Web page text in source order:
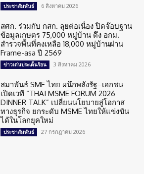
ประชาสัมพันธ์ 6 สิงหาคม 2026
สศก. ร่วมกับ กสก. ลุยต่อเนื่อง ปิดจ๊อบฐาน
ข้อมูลเกษตร 75,000 หมู่บ้าน ดึง อกม.
สำรวจพื้นที่คงเหลือ 18,000 หมู่บ้านผ่าน
Frame-asa ปี 2569
ข่าวเด่นประเด็นร้อน 3 สิงหาคม 2026
สมาพันธ์ SME ไทย ผนึกพลังรัฐ–เอกชน
เปิดเวที “THAI MSME FORUM 2026
DINNER TALK” เปลี่ยนนโยบายสู่โอกาส
ทางธุรกิจ ยกระดับ MSME ไทยให้แข่งขัน
ได้ในโลกยุคใหม่
ประชาสัมพันธ์ 27 กรกฎาคม 2026